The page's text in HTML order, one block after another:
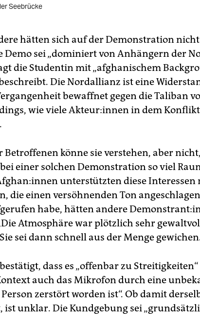
Seebrücke
hätten sich auf der Demonstration
Demo sei „dominiert von Anhängern der
die Studentin mit „afghanischem
Die Nordallianz ist eine
bewaffnet gegen die Taliban
wie viele Ak­teu­r:in­nen in dem
Betroffenen könne sie verstehen, aber
einer solchen Demonstration so viel
unterstützten diese Interessen
die einen versöhnenden Ton
habe, hätten andere
Atmosphäre war plötzlich sehr
sei dann schnell aus der Menge
dass es „offenbar zu
auch das Mikrofon durch eine
zerstört worden ist“. Ob damit
ist unklar. Die Kundgebung sei